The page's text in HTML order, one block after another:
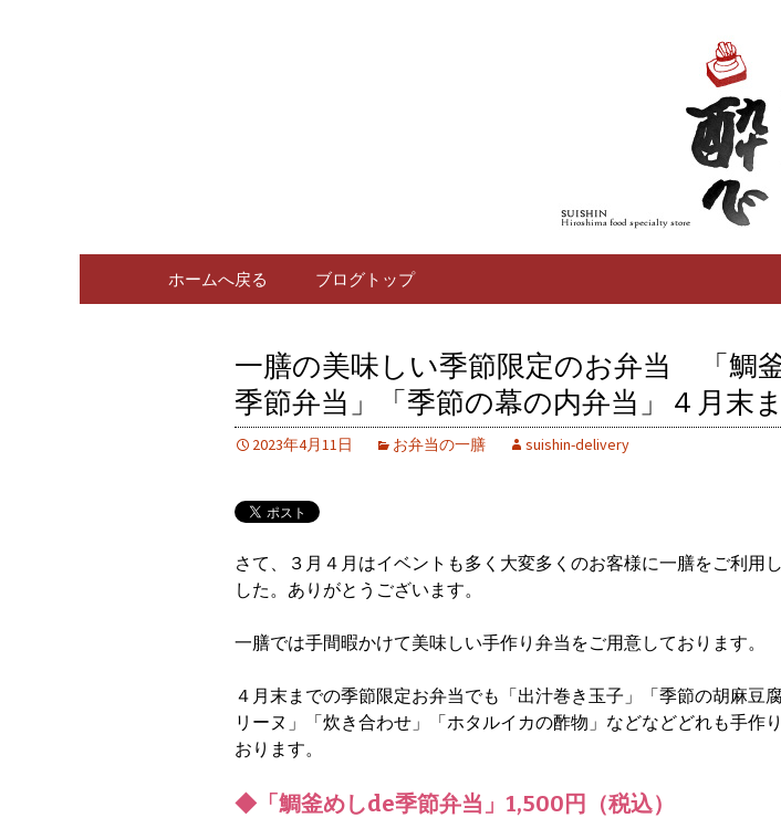
広島、中区の広島
コンテンツへ移動
ホームへ戻る ブログトップ
一膳の美味しい季節限定のお弁当 「鯛
季節弁当」「季節の幕の内弁当」４月末
2023年4月11日 お弁当の一膳 suishin-delivery
さて、３月４月はイベントも多く大変多くのお客様に一膳をご利用
した。ありがとうございます。
一膳では手間暇かけて美味しい手作り弁当をご用意しております。
４月末までの季節限定お弁当でも「出汁巻き玉子」「季節の胡麻豆
リーヌ」「炊き合わせ」「ホタルイカの酢物」などなどどれも手作
おります。
◆「鯛釜めしde季節弁当」1,500円（税込）